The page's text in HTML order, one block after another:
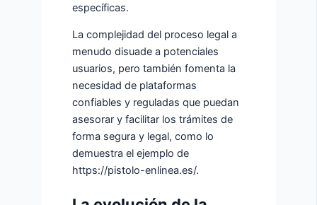
específicas.
La complejidad del proceso legal a
menudo disuade a potenciales
usuarios, pero también fomenta la
necesidad de plataformas
confiables y reguladas que puedan
asesorar y facilitar los trámites de
forma segura y legal, como lo
demuestra el ejemplo de
https://pistolo-enlinea.es/.